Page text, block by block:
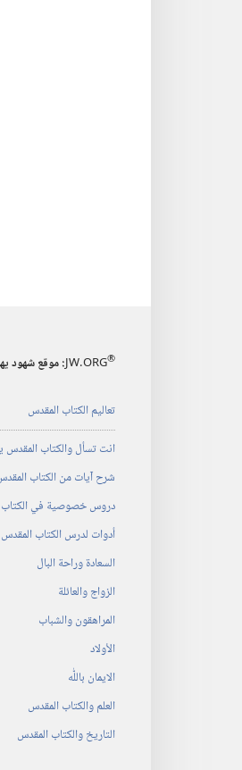
JW.ORG® :‏ موقع شهود
تعاليم الكتاب المقدس
انت تسأل والكتاب
شرح آيات من الكتاب
دروس خصوصية في الكتاب
أدوات لدرس الكتاب المقدس
السعادة وراحة البال
الزواج والعائلة
المراهقون والشباب
الأولاد
الايمان باللّٰه
العلم والكتاب المقدس
التاريخ والكتاب المقدس